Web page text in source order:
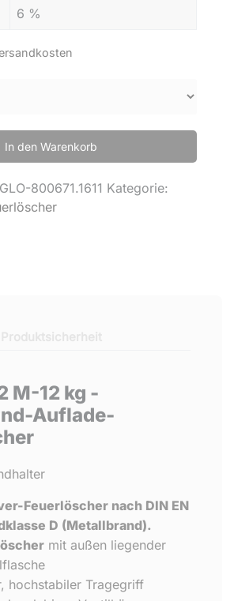
6 %
In den Warenkorb
GLO-800671.1611 Kategorie:
M-12 kg -
Auflade-
Feuerlöscher nach DIN EN
D (Metallbrand).
mit außen liegender
hochstabiler Tragegriff